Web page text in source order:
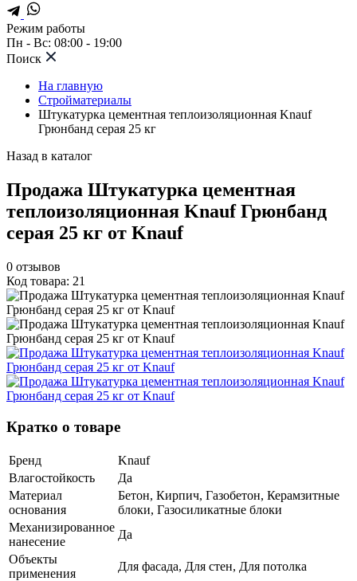
Режим работы
Пн - Вс: 08:00 - 19:00
Поиск
На главную
Стройматериалы
Штукатурка цементная теплоизоляционная Knauf
Грюнбанд серая 25 кг
Назад в каталог
Продажа Штукатурка цементная
теплоизоляционная Knauf Грюнбанд
серая 25 кг от Knauf
0 отзывов
Код товара: 21
Кратко о товаре
Бренд
Knauf
Влагостойкость
Да
Материал
основания
Бетон, Кирпич, Газобетон, Керамзитные
блоки, Газосиликатные блоки
Механизированное
нанесение
Да
Объекты
применения
Для фасада, Для стен, Для потолка